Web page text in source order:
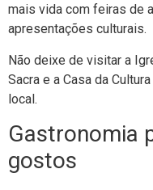
mais vida com feiras de
apresentações culturais.
Não deixe de visitar a
Sacra e a Casa da
local.
Gastronomia
gostos